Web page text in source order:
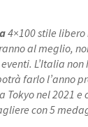
4×100 stile
al meglio,
L’Italia
farlo l’anno
nel 2021 e
con 5